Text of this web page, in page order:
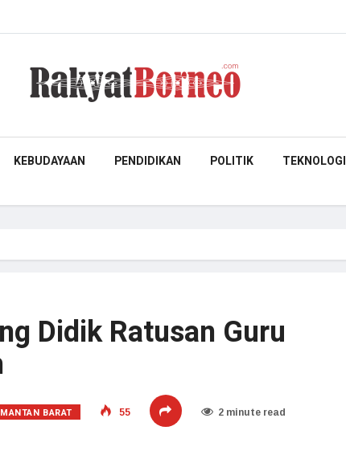
KEBUDAYAAN PENDIDIKAN POLITIK TEKNOLOGI
Didik Ratusan Guru
BARAT 55 2 minute read